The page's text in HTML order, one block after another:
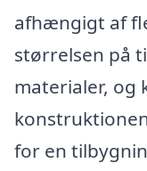
afhængigt af
størrelsen på
materialer, og
for en